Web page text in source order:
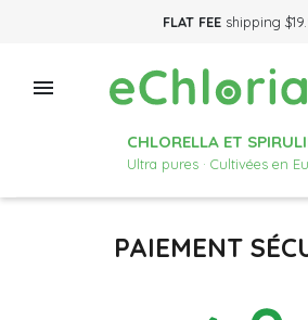
FLAT FEEshipping

CHLORELLA ET
Ultra pures · Cultivées en
PAIEMENT